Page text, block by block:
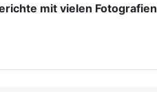
mit vielen Fotografien